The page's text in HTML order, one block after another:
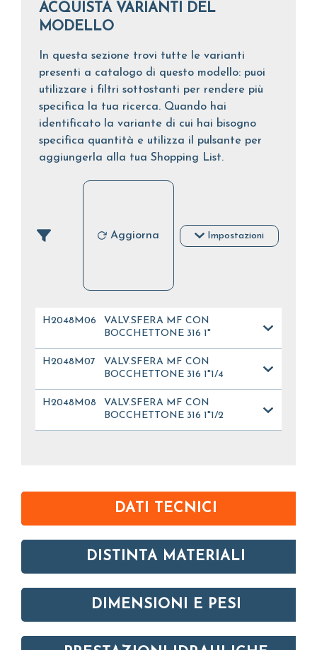
ACQUISTA VARIANTI DEL
MODELLO
In questa sezione trovi tutte le varianti
presenti a catalogo di questo modello: puoi
utilizzare i filtri sottostanti per rendere più
specifica la tua ricerca. Quando hai
identificato la variante di cui hai bisogno
specifica quantità e utilizza il pulsante per
aggiungerla alla tua Shopping List.
Aggiorna Impostazioni
H2048M06
VALV.SFERA MF CON
BOCCHETTONE 316 1"
H2048M07
VALV.SFERA MF CON
BOCCHETTONE 316 1"1/4
H2048M08
VALV.SFERA MF CON
BOCCHETTONE 316 1"1/2
DATI TECNICI
DISTINTA MATERIALI
DIMENSIONI E PESI